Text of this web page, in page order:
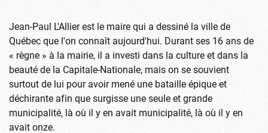
Jean-Paul L'Allier est le maire qui a dessiné la ville de
Québec que l'on connaît aujourd'hui. Durant ses 16 ans de
« règne » à la mairie, il a investi dans la culture et dans la
beauté de la Capitale-Nationale, mais on se souvient
surtout de lui pour avoir mené une bataille épique et
déchirante afin que surgisse une seule et grande
municipalité, là où il y en avait municipalité, là où il y en
avait onze.